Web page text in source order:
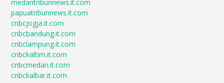
medantribunnews.it.com
papuatribunnews.it.com
cnbcjogja.it.com
cnbcbandung.it.com
cnbclampung.it.com
cnbckaltim.it.com
cnbcmedan.it.com
cnbckalbar.it.com